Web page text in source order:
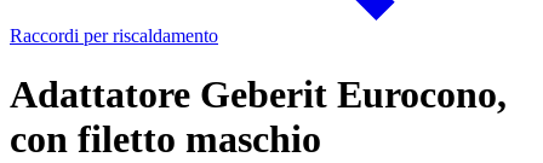
Raccordi per riscaldamento
Adattatore Geberit Eurocono,
con filetto maschio